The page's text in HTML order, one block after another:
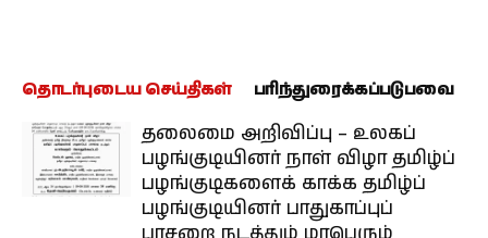
தொடர்புடைய செய்திகள் பரிந்துரைக்கப்படுபவை
தலைமை அறிவிப்பு – உலகப்
பழங்குடியினர் நாள் விழா தமிழ்ப்
பழங்குடிகளைக் காக்க தமிழ்ப்
பழங்குடியினர் பாதுகாப்புப்